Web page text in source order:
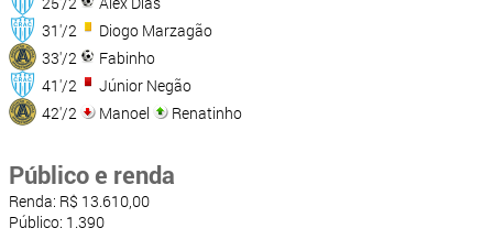
31'/2
Diogo Marzagão
33'/2
Fabinho
41'/2
Júnior Negão
42'/2
Manoel Renatinho
Público e renda
Renda: R$ 13.610,00
Público: 1.390